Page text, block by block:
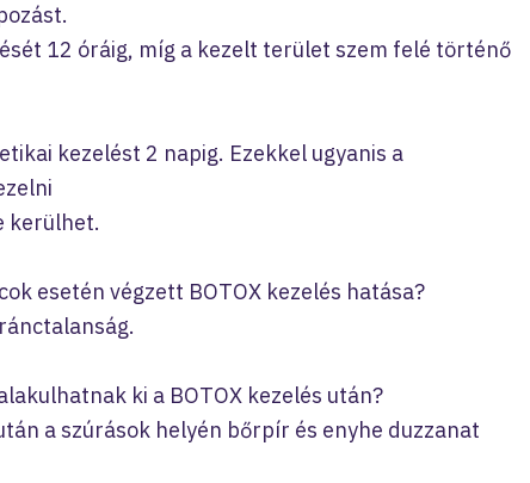
12 óráig, míg a kezelt terület szem felé történő
kezelést 2 napig. Ezekkel ugyanis a
kerülhet.
esetén végzett BOTOX kezelés hatása?
ki a BOTOX kezelés után?
a szúrások helyén bőrpír és enyhe duzzanat